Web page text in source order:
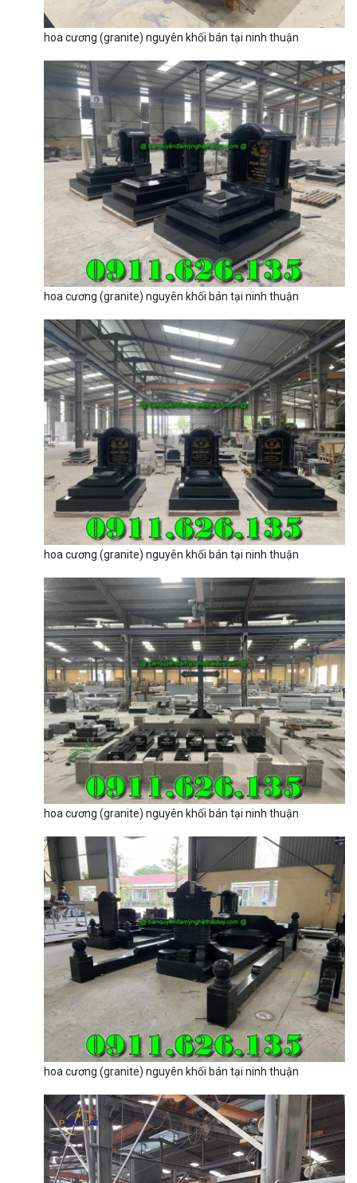
hoa cương (granite) nguyên khối bán tại ninh thuận
hoa cương (granite) nguyên khối bán tại ninh thuận
hoa cương (granite) nguyên khối bán tại ninh thuận
hoa cương (granite) nguyên khối bán tại ninh thuận
hoa cương (granite) nguyên khối bán tại ninh thuận